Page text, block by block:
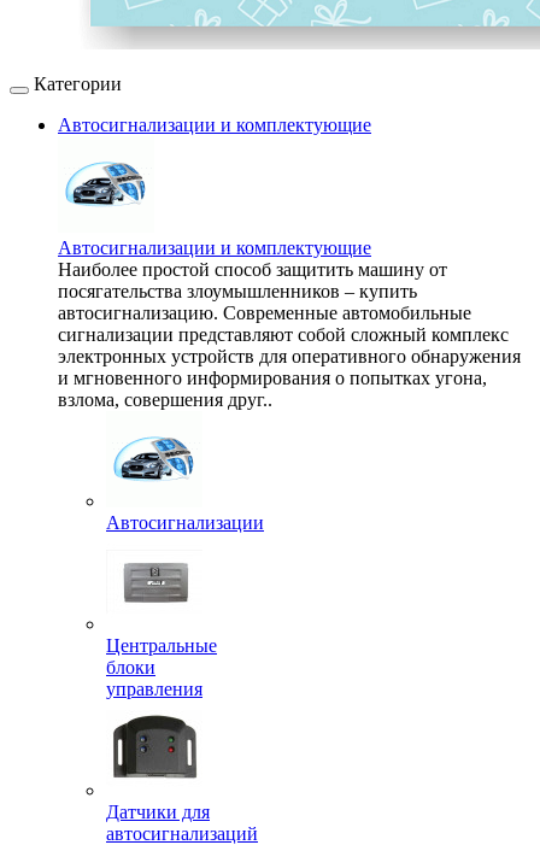
Категории
Автосигнализации и комплектующие
Автосигнализации и комплектующие
Наиболее простой способ защитить машину от
посягательства злоумышленников – купить
автосигнализацию. Современные автомобильные
сигнализации представляют собой сложный комплекс
электронных устройств для оперативного обнаружения
и мгновенного информирования о попытках угона,
взлома, совершения друг..
Автосигнализации
Центральные
блоки
управления
Датчики для
автосигнализаций